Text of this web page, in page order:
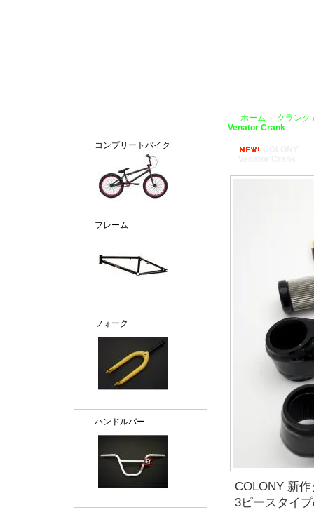
コンプリートバイク
フレーム
フォーク
ハンドルバー
ホーム
クランク
Venator Crank
COLONY 新
3ピースタイ